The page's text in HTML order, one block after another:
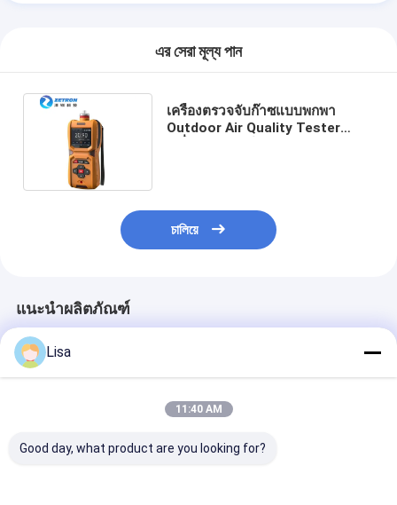
এর সেরা মূল্য পান
เครื่องตรวจจับก๊าซแบบพกพา
Outdoor Air Quality Tester
চালিয়ে
แนะนำผลิตภัณฑ์
Lisa
11:40 AM
Good day, what product are you looking for?